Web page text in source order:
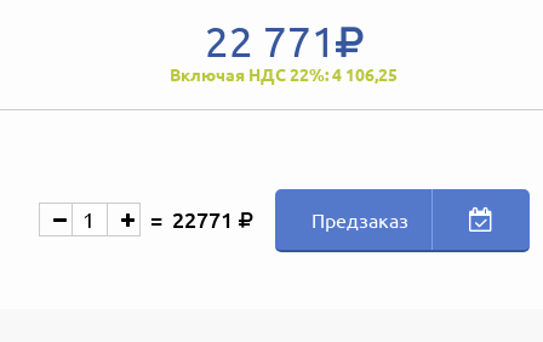
22 771
Включая НДС 22%: 4 106,25
22771 Предзаказ